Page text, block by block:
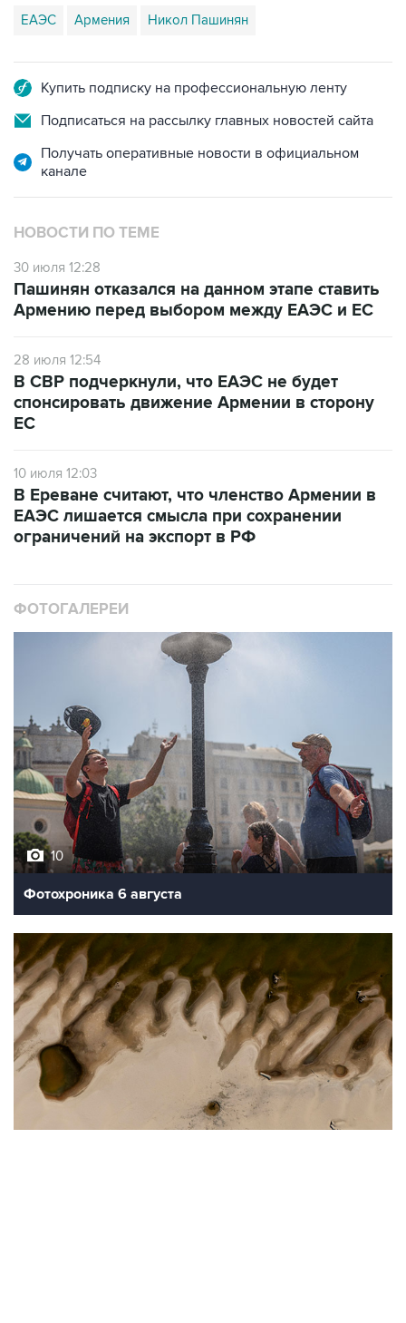
ЕАЭС Армения Никол Пашинян
Купить подписку на профессиональную ленту
Подписаться на рассылку главных новостей сайта
Получать оперативные новости в официальном
канале
НОВОСТИ ПО ТЕМЕ
30 июля 12:28
Пашинян отказался на данном этапе ставить
Армению перед выбором между ЕАЭС и ЕС
28 июля 12:54
В СВР подчеркнули, что ЕАЭС не будет
спонсировать движение Армении в сторону
ЕС
10 июля 12:03
В Ереване считают, что членство Армении в
ЕАЭС лишается смысла при сохранении
ограничений на экспорт в РФ
ФОТОГАЛЕРЕИ
10
Фотохроника 6 августа